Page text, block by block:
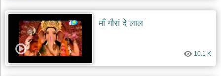
day
भजन
जोड़ें
add
bhajans
माँ गौरां दे लाल
10.1 K